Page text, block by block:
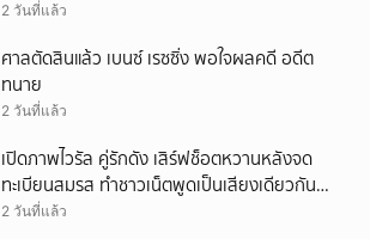
2 วันที่แล้ว
ศาลตัดสินแล้ว เบนซ์ เรซซิ่ง พอใจผลคดี อดีต
ทนาย
2 วันที่แล้ว
เปิดภาพไวรัล คู่รักดัง เสิร์ฟช็อตหวานหลังจด
ทะเบียนสมรส ทำชาวเน็ตพูดเป็นเสียงเดียวกัน
(ตปท.)
2 วันที่แล้ว